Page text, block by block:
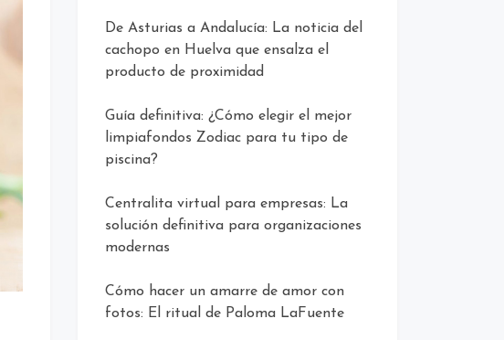
De Asturias a Andalucía: La noticia del
cachopo en Huelva que ensalza el
producto de proximidad
Guía definitiva: ¿Cómo elegir el mejor
limpiafondos Zodiac para tu tipo de
piscina?
Centralita virtual para empresas: La
solución definitiva para organizaciones
modernas
Cómo hacer un amarre de amor con
fotos: El ritual de Paloma LaFuente